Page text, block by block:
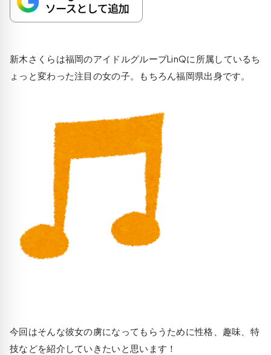
新木さくらは福岡のアイドルグループLinQに所属しているち
ょっと変わった注目の女の子。もちろん福岡県出身です。
今回はそんな彼女の虜になってもらうために性格、趣味、特
技などを紹介していきたいと思います！